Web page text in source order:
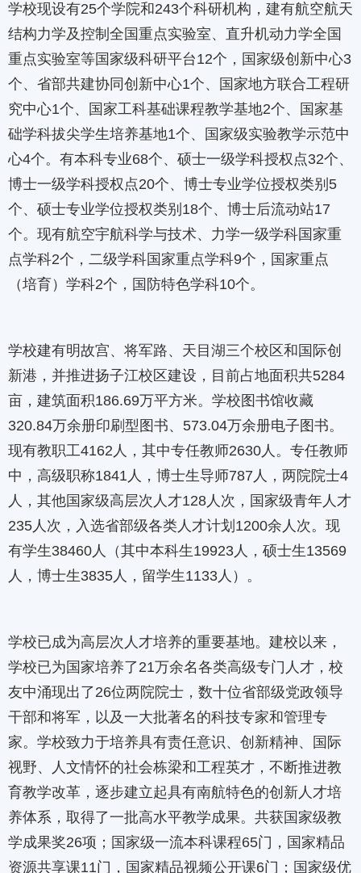
学校现设有25个学院和243个科研机构，建有航空航天
结构力学及控制全国重点实验室、直升机动力学全国
重点实验室等国家级科研平台12个，国家级创新中心3
个、省部共建协同创新中心1个、国家地方联合工程研
究中心1个、国家工科基础课程教学基地2个、国家基
础学科拔尖学生培养基地1个、国家级实验教学示范中
心4个。有本科专业68个、硕士一级学科授权点32个、
博士一级学科授权点20个、博士专业学位授权类别5
个、硕士专业学位授权类别18个、博士后流动站17
个。现有航空宇航科学与技术、力学一级学科国家重
点学科2个，二级学科国家重点学科9个，国家重点
（培育）学科2个，国防特色学科10个。
学校建有明故宫、将军路、天目湖三个校区和国际创
新港，并推进扬子江校区建设，目前占地面积共5284
亩，建筑面积186.69万平方米。学校图书馆收藏
320.84万余册印刷型图书、573.04万余册电子图书。
现有教职工4162人，其中专任教师2630人。专任教师
中，高级职称1841人，博士生导师787人，两院院士4
人，其他国家级高层次人才128人次，国家级青年人才
235人次，入选省部级各类人才计划1200余人次。现
有学生38460人（其中本科生19923人，硕士生13569
人，博士生3835人，留学生1133人）。
学校已成为高层次人才培养的重要基地。建校以来，
学校已为国家培养了21万余名各类高级专门人才，校
友中涌现出了26位两院院士，数十位省部级党政领导
干部和将军，以及一大批著名的科技专家和管理专
家。学校致力于培养具有责任意识、创新精神、国际
视野、人文情怀的社会栋梁和工程英才，不断推进教
育教学改革，逐步建立起具有南航特色的创新人才培
养体系，取得了一批高水平教学成果。共获国家级教
学成果奖26项；国家级一流本科课程65门，国家精品
资源共享课11门，国家精品视频公开课6门；国家级优